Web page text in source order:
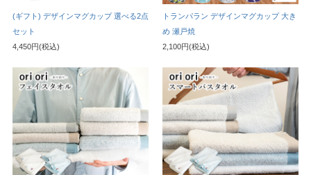
(ギフト) デザインマグカップ 選べる2点
セット
4,450円(税込)
トランパラン デザインマグカップ 大き
め 瀬戸焼
2,100円(税込)